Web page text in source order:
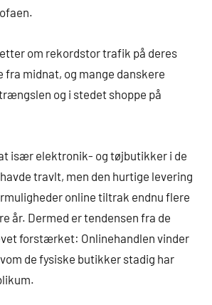
om rekordstor trafik på deres
fra midnat, og mange danskere
og i stedet shoppe på
især elektronik- og tøjbutikker i de
travlt, men den hurtige levering
online tiltrak endnu flere
år. Dermed er tendensen fra de
forstærket: Onlinehandlen vinder
de fysiske butikker stadig har